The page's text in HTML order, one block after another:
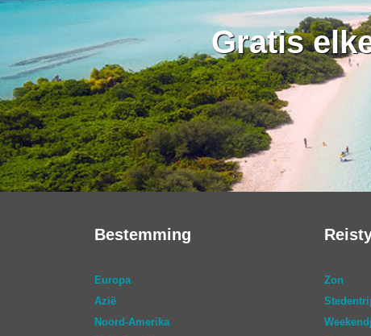
Gratis
Bestemming
Europa
Azië
Noord-Amerika
Zon